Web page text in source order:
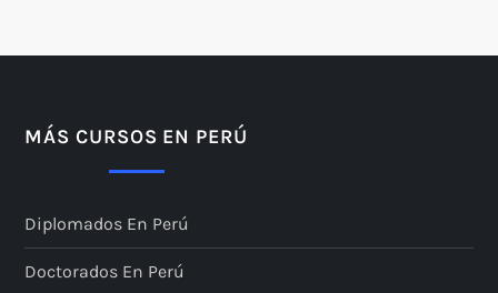
MÁS CURSOS EN PERÚ
Diplomados En Perú
Doctorados En Perú